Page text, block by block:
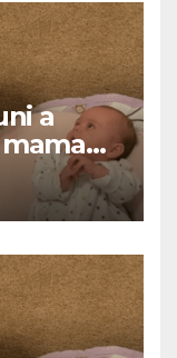
a
de